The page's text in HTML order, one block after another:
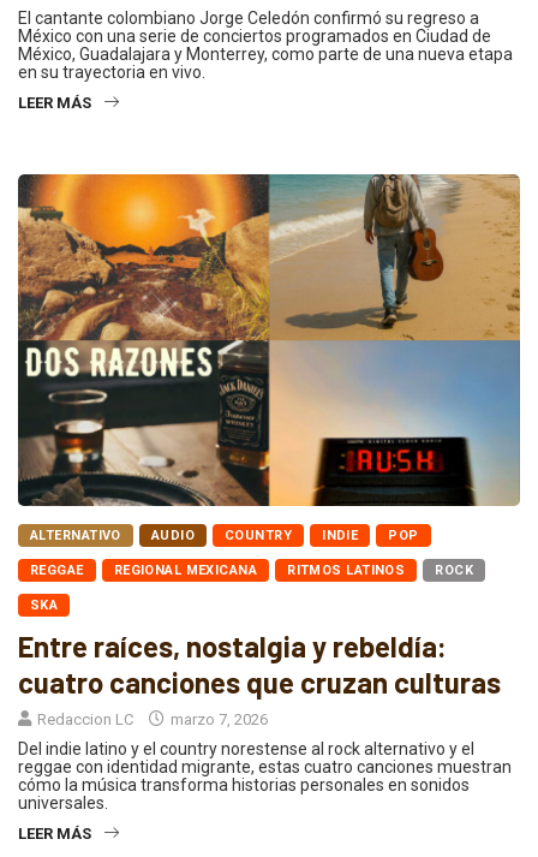
El cantante colombiano Jorge Celedón confirmó su regreso a
México con una serie de conciertos programados en Ciudad de
México, Guadalajara y Monterrey, como parte de una nueva etapa
en su trayectoria en vivo.
LEER MÁS
ALTERNATIVO AUDIO COUNTRY INDIE POP
REGGAE REGIONAL MEXICANA RITMOS LATINOS ROCK
SKA
Entre raíces, nostalgia y rebeldía:
cuatro canciones que cruzan culturas
Redaccion LC marzo 7, 2026
Del indie latino y el country norestense al rock alternativo y el
reggae con identidad migrante, estas cuatro canciones muestran
cómo la música transforma historias personales en sonidos
universales.
LEER MÁS